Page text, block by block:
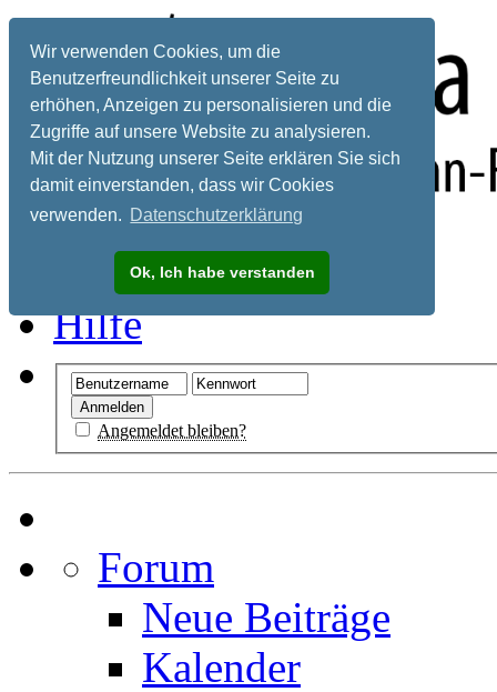
Wir verwenden Cookies, um die
Benutzerfreundlichkeit unserer Seite zu
erhöhen, Anzeigen zu personalisieren und die
Zugriffe auf unsere Website zu analysieren.
Mit der Nutzung unserer Seite erklären Sie sich
damit einverstanden, dass wir Cookies
verwenden. Datenschutzerklärung
Ok, Ich habe verstanden
Registrieren
Hilfe
Angemeldet bleiben?
Forum
Neue Beiträge
Kalender